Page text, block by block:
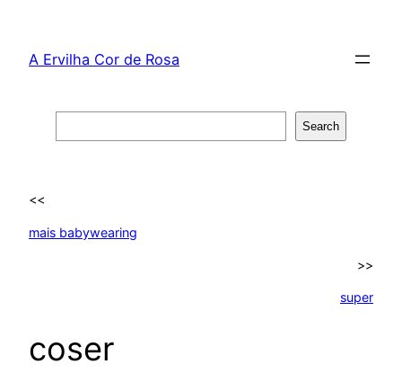
content
A Ervilha Cor de Rosa
Search
<<
mais babywearing
>>
super
coser